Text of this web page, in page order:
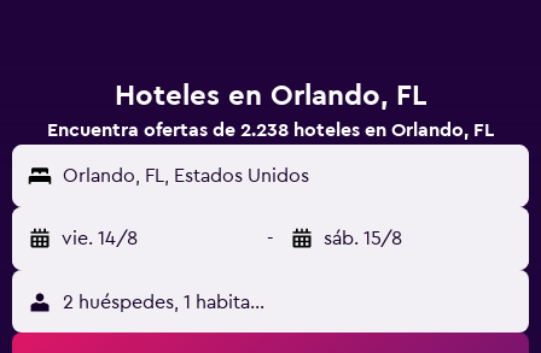
Hoteles en Orlando, FL
Encuentra ofertas de 2.238 hoteles en Orlando, FL
Orlando, FL, Estados Unidos
vie. 14/8 - sáb. 15/8
2 huéspedes, 1 habitación